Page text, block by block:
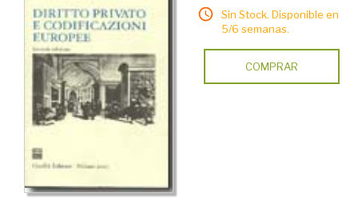
Sin Stock. Disponible en
5/6 semanas.
COMPRAR